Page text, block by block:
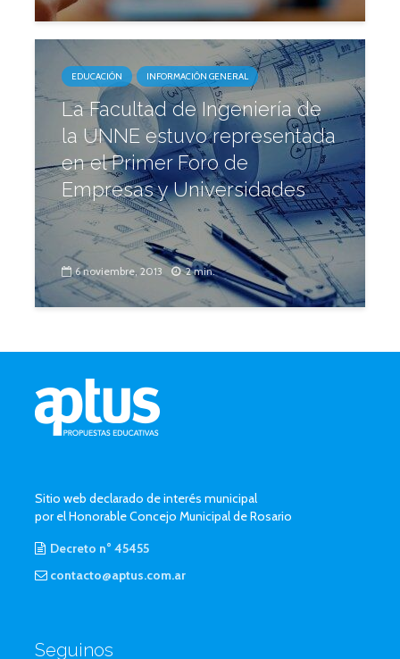
EDUCACIÓN INFORMACIÓN GENERAL
La Facultad de Ingeniería de
la UNNE estuvo representada
en el Primer Foro de
Empresas y Universidades
6 noviembre, 2013 2 min.
Sitio web declarado de interés municipal
por el Honorable Concejo Municipal de Rosario
Decreto n° 45455
contacto@aptus.com.ar
Seguinos